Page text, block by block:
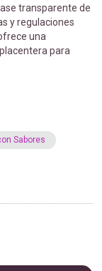
transparente de
y regulaciones
una
para
Sabores